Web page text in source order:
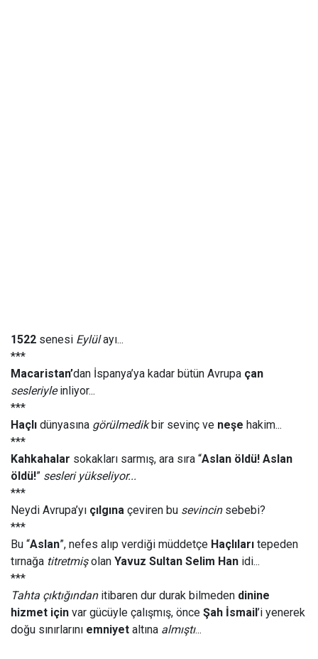
1522 senesi Eylül ayı...
***
Macaristan’dan İspanya’ya kadar bütün Avrupa çan
sesleriyle inliyor...
***
Haçlı dünyasına görülmedik bir sevinç ve neşe hakim...
***
Kahkahalar sokakları sarmış, ara sıra “Aslan öldü! Aslan
öldü!” sesleri yükseliyor...
***
Neydi Avrupa’yı çılgına çeviren bu sevincin sebebi?
***
Bu “Aslan”, nefes alıp verdiği müddetçe Haçlıları tepeden
tırnağa titretmiş olan Yavuz Sultan Selim Han idi...
***
Tahta çıktığından itibaren dur durak bilmeden dinine
hizmet için var gücüyle çalışmış, önce Şah İsmail’i yenerek
doğu sınırlarını emniyet altına almıştı...